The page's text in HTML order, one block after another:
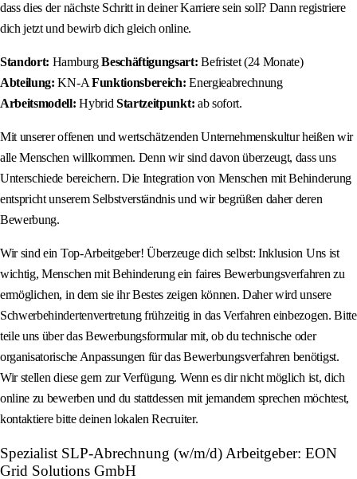
dass dies der nächste Schritt in deiner Karriere sein soll? Dann registriere
dich jetzt und bewirb dich gleich online.
Standort: HamburgBeschäftigungsart: Befristet (24 Monate)
Abteilung: KN-A Funktionsbereich: Energieabrechnung
Arbeitsmodell: Hybrid Startzeitpunkt: ab sofort.
Mit unserer offenen und wertschätzenden Unternehmenskultur heißen wir
alle Menschen willkommen. Denn wir sind davon überzeugt, dass uns
Unterschiede bereichern. Die Integration von Menschen mit Behinderung
entspricht unserem Selbstverständnis und wir begrüßen daher deren
Bewerbung.
Wir sind ein Top-Arbeitgeber! Überzeuge dich selbst: Inklusion Uns ist
wichtig, Menschen mit Behinderung ein faires Bewerbungsverfahren zu
ermöglichen, in dem sie ihr Bestes zeigen können. Daher wird unsere
Schwerbehindertenvertretung frühzeitig in das Verfahren einbezogen. Bitte
teile uns über das Bewerbungsformular mit, ob du technische oder
organisatorische Anpassungen für das Bewerbungsverfahren benötigst.
Wir stellen diese gern zur Verfügung. Wenn es dir nicht möglich ist, dich
online zu bewerben und du stattdessen mit jemandem sprechen möchtest,
kontaktiere bitte deinen lokalen Recruiter.
Spezialist SLP-Abrechnung (w/m/d) Arbeitgeber: EON
Grid Solutions GmbH